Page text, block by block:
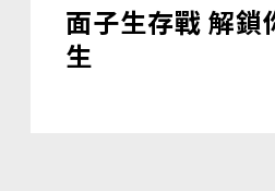
面子生存戰 解鎖
生